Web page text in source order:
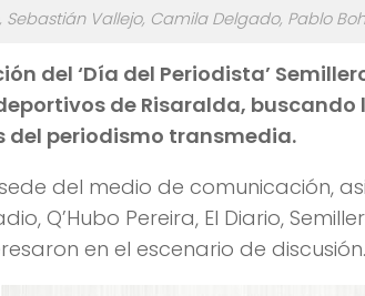
Sebastián Vallejo, Camila Delgado, Pablo
del ‘Día del Periodista’
de Risaralda,
del periodismo transmedia.
del medio de comunicación,
Q’Hubo Pereira, El Diario,
en el escenario de discusión.